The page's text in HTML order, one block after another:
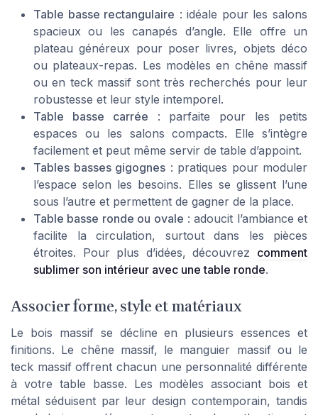
Table basse rectangulaire : idéale pour les salons
spacieux ou les canapés d’angle. Elle offre un
plateau généreux pour poser livres, objets déco
ou plateaux-repas. Les modèles en chêne massif
ou en teck massif sont très recherchés pour leur
robustesse et leur style intemporel.
Table basse carrée : parfaite pour les petits
espaces ou les salons compacts. Elle s’intègre
facilement et peut même servir de table d’appoint.
Tables basses gigognes : pratiques pour moduler
l’espace selon les besoins. Elles se glissent l’une
sous l’autre et permettent de gagner de la place.
Table basse ronde ou ovale : adoucit l’ambiance et
facilite la circulation, surtout dans les pièces
étroites. Pour plus d’idées, découvrez comment
sublimer son intérieur avec une table ronde.
Associer forme, style et matériaux
Le bois massif se décline en plusieurs essences et
finitions. Le chêne massif, le manguier massif ou le
teck massif offrent chacun une personnalité différente
à votre table basse. Les modèles associant bois et
métal séduisent par leur design contemporain, tandis